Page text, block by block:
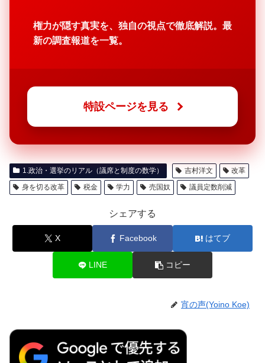
権力が隠す真実を、独自の視点で徹底解説。最
新の調査報道を一覧。
特設ページを見る
1.政治・選挙のリアル（議席と制度の数学） 吉村洋文
改革
身を切る改革
税金 学力 売国奴 議員定数削減
シェアする
X Facebook はてブ
LINE コピー
宵の声(Yoino Koe)